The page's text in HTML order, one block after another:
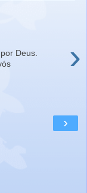
›
Deus.
vós
›